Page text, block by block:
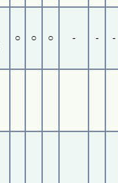
○ ○ ○ - - -